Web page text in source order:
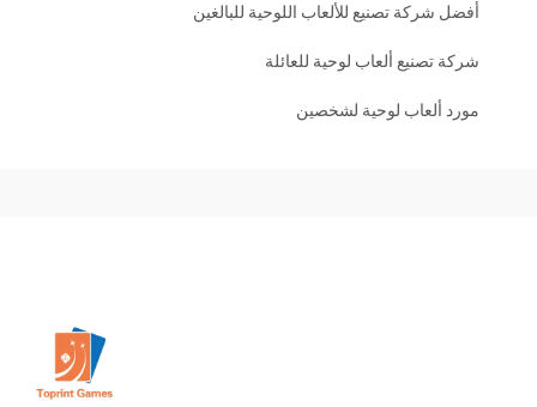
أفضل شركة تصنيع للألعاب اللوحية للبالغين
شركة تصنيع ألعاب لوحية للعائلة
مورد ألعاب لوحية لشخصين